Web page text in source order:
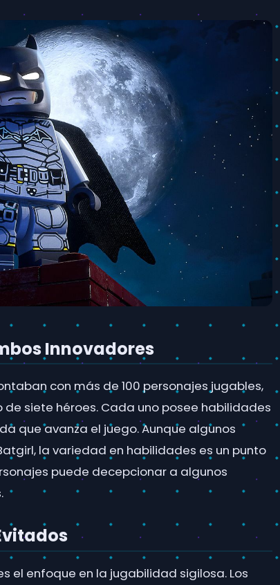
Innovadores
con más de 100 personajes jugables,
siete héroes. Cada uno posee habilidades
que avanza el juego. Aunque algunos
la variedad en habilidades es un punto
puede decepcionar a algunos
el enfoque en la jugabilidad sigilosa. Los